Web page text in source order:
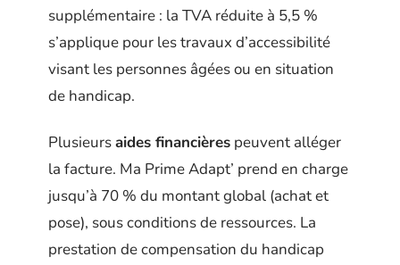
supplémentaire : la TVA réduite à 5,5 %
s’applique pour les travaux d’accessibilité
visant les personnes âgées ou en situation
de handicap.
Plusieursaides financières peuvent alléger
la facture. Ma Prime Adapt’ prend en charge
jusqu’à 70 % du montant global (achat et
pose), sous conditions de ressources. La
prestation de compensation du handicap